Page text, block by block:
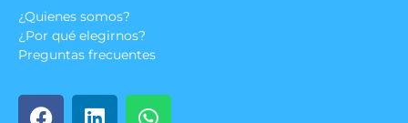
¿Quienes somos?
¿Por qué elegirnos?
Preguntas frecuentes